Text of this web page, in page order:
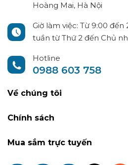
Hoàng Mai, Hà Nội
Giờ làm việc: Từ 9:00
tuần từ Thứ 2 đến Chủ
Hotline
0988 603 758
Về chúng tôi
Chính sách
Mua sắm trực tuyến